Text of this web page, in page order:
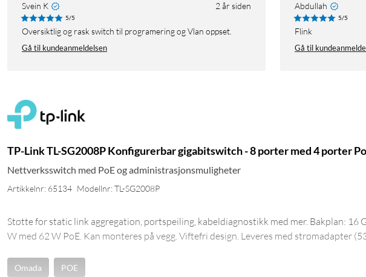
Svein K 2 år siden
5/5
Oversiktlig og rask switch til programering og Vlan oppset.
Gå til kundeanmeldelsen
Abdullah
5/5
Flink
Gå til
TP-Link TL-SG2008P Konfigurerbar gigabitswitch - 8 porter med 4 porter
Nettverksswitch med PoE og administrasjonsmuligheter
Artikkelnr: 65134 Modellnr: TL-SG2008P
Støtte for static link aggregation, portspeiling, kabeldiagnostikk med mer. Bakplan: 16
W med 62 W PoE. Kan monteres på vegg. Viftefri design. Leveres med strømadapter
Omada POE